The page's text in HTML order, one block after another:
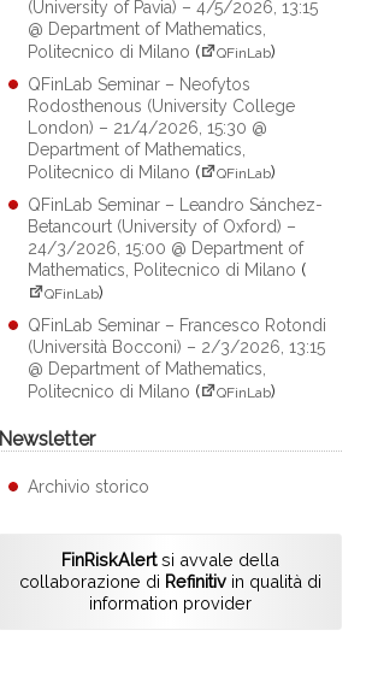
(University of Pavia) – 4/5/2026, 13:15
@ Department of Mathematics,
Politecnico di Milano ( QFinLab)
QFinLab Seminar – Neofytos
Rodosthenous (University College
London) – 21/4/2026, 15:30 @
Department of Mathematics,
Politecnico di Milano ( QFinLab)
QFinLab Seminar – Leandro Sánchez-
Betancourt (University of Oxford) –
24/3/2026, 15:00 @ Department of
Mathematics, Politecnico di Milano (
QFinLab)
QFinLab Seminar – Francesco Rotondi
(Università Bocconi) – 2/3/2026, 13:15
@ Department of Mathematics,
Politecnico di Milano ( QFinLab)
Newsletter
Archivio storico
FinRiskAlertsi avvale della
collaborazione di Refinitivin qualità di
information provider